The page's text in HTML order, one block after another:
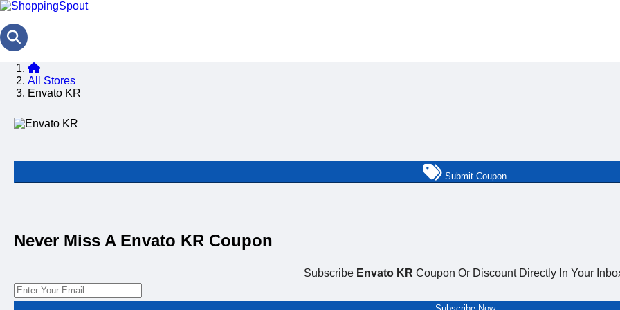
All Stores
Envato KR
Submit Coupon
Never Miss A Envato KR Coupon
Subscribe Envato KR Coupon Or Discount Directly In Your